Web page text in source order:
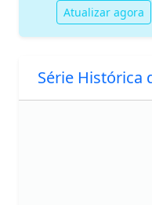
Atualizar agora
Série Histórica